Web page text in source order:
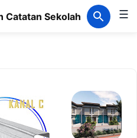
konten utama
Catatan Sekolah ☰